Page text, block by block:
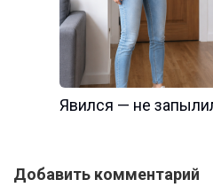
Явился — не
Добавить комментарий